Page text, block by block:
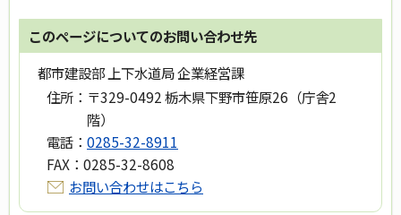
このページについてのお問い合わせ先
都市建設部 上下水道局 企業経営課
住所： 〒329-0492 栃木県下野市笹原26（庁舎2
階）
電話： 0285-32-8911
FAX： 0285-32-8608
お問い合わせはこちら